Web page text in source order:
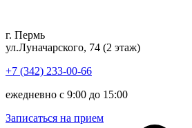
содержимому
г. Пермь
ул.Луначарского, 74 (2 этаж)
+7 (342) 233-00-66
ежедневно с 9:00 до 15:00
Записаться на прием